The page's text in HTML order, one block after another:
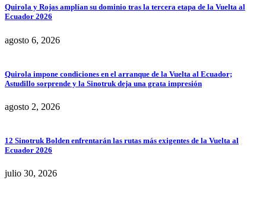
Quirola y Rojas amplían su dominio tras la tercera etapa de la Vuelta al
Ecuador 2026
agosto 6, 2026
Quirola impone condiciones en el arranque de la Vuelta al Ecuador;
Astudillo sorprende y la Sinotruk deja una grata impresión
agosto 2, 2026
12 Sinotruk Bolden enfrentarán las rutas más exigentes de la Vuelta al
Ecuador 2026
julio 30, 2026